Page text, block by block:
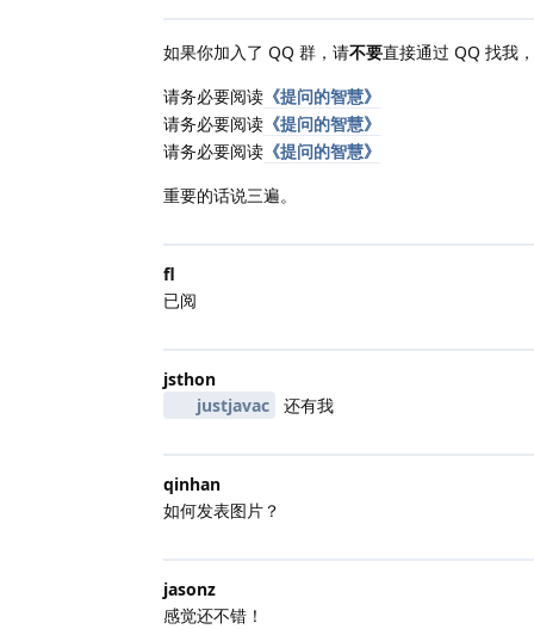
如果你加入了 QQ 群，请不要直接通过 QQ 找我
请务必要阅读 《提问的智慧》
请务必要阅读 《提问的智慧》
请务必要阅读 《提问的智慧》
重要的话说三遍。
fl
已阅
jsthon
justjavac
还有我
qinhan
如何发表图片？
jasonz
感觉还不错！